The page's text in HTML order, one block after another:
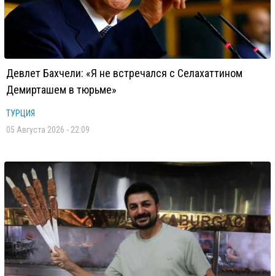
Девлет Бахчели: «Я не встречался с Селахаттином
Демирташем в тюрьме»
ТУРЦИЯ
05 Августа 2026 - 22:09